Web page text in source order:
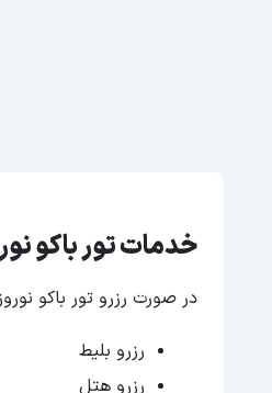
خدمات تور باکو
در صورت رزرو تور باکو
رزرو بلیط
رزرو هتل